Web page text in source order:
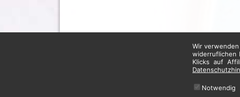
Wir
widerruflichen
Klicks auf
Notwendig